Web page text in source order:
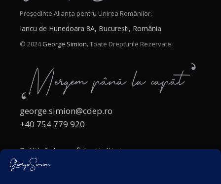
Președinte Alianța pentru Unirea Românilor.
Iancu de Hunedoara 8A, București, România
© 2024George Simion. Toate Drepturile Rezervate.
george.simion@cdep.ro
+40 754 779 920
Politică de confidențialitate
Politica cookies